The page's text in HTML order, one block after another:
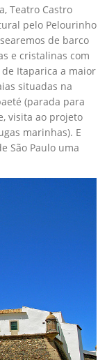
Teatro Castro
pelo Pelourinho
de barco
e cristalinas com
Itaparica a maior
situadas na
(parada para
visita ao projeto
marinhas). E
São Paulo uma